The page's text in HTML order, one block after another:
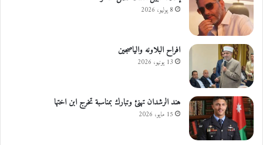
8 يوليو، 2026
افراح البلاونه والياصجين
13 يونيو، 2026
هند الرشدان تهنئ وتبارك بمناسبة تخرج ابن اختها
15 مايو، 2026